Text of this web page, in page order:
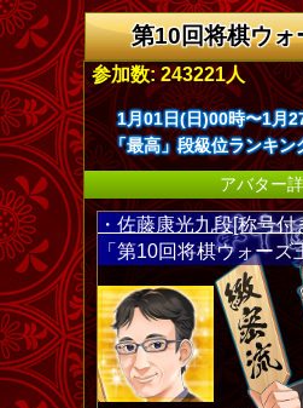
第10回将棋ウォ
参加数: 243221人
1月01日(日)00時〜1月
「最高」段級位ランキン
アバター
・佐藤康光九段[称号付
「第10回将棋ウォーズ